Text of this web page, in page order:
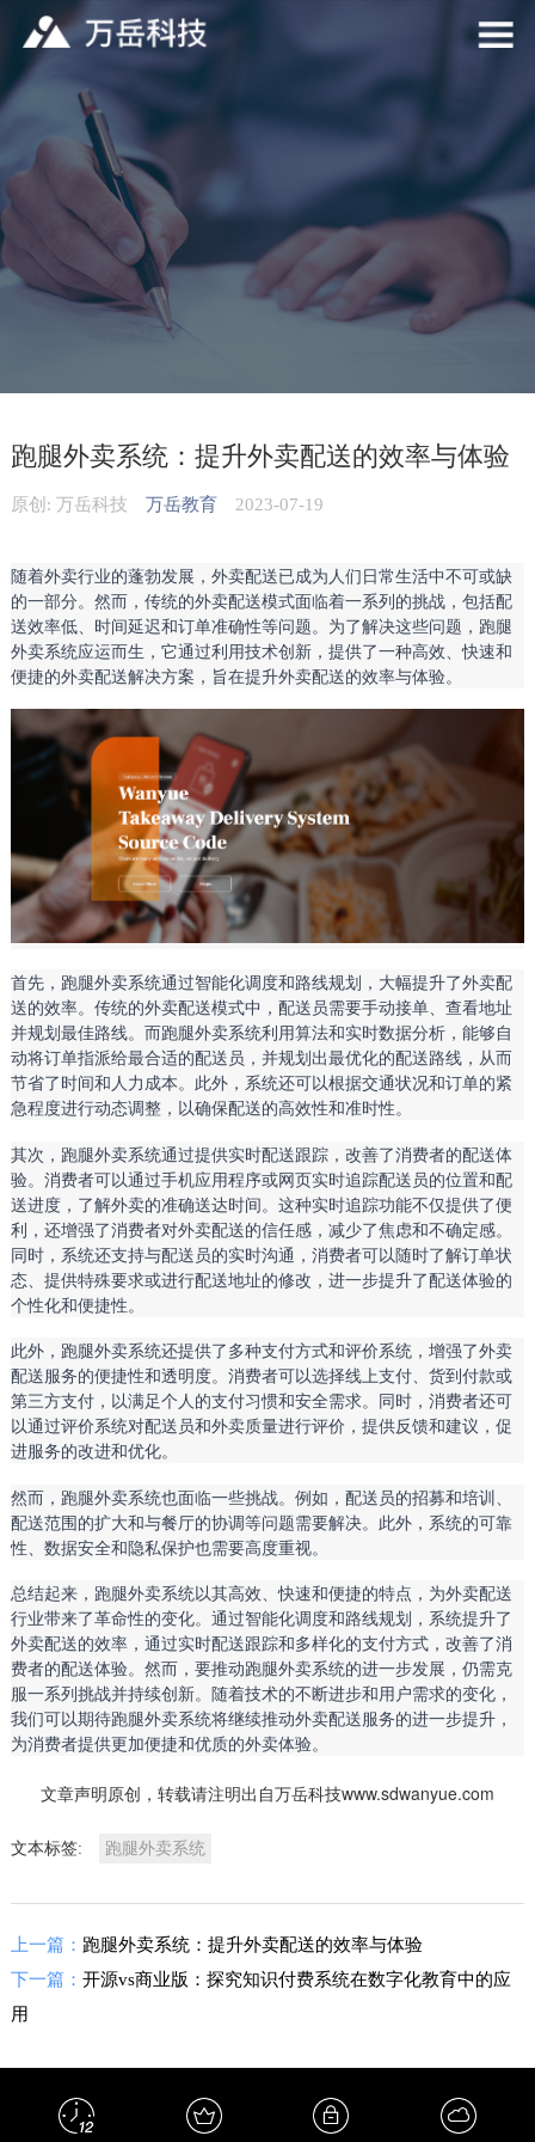
跑腿外卖系统：提升外卖配送的效率与体验
原创: 万岳科技 万岳教育2023-07-19
随着外卖行业的蓬勃发展，外卖配送已成为人们日常生活中不可或缺
的一部分。然而，传统的外卖配送模式面临着一系列的挑战，包括配
送效率低、时间延迟和订单准确性等问题。为了解决这些问题，跑腿
外卖系统应运而生，它通过利用技术创新，提供了一种高效、快速和
便捷的外卖配送解决方案，旨在提升外卖配送的效率与体验。
首先，跑腿外卖系统通过智能化调度和路线规划，大幅提升了外卖配
送的效率。传统的外卖配送模式中，配送员需要手动接单、查看地址
并规划最佳路线。而跑腿外卖系统利用算法和实时数据分析，能够自
动将订单指派给最合适的配送员，并规划出最优化的配送路线，从而
节省了时间和人力成本。此外，系统还可以根据交通状况和订单的紧
急程度进行动态调整，以确保配送的高效性和准时性。
其次，跑腿外卖系统通过提供实时配送跟踪，改善了消费者的配送体
验。消费者可以通过手机应用程序或网页实时追踪配送员的位置和配
送进度，了解外卖的准确送达时间。这种实时追踪功能不仅提供了便
利，还增强了消费者对外卖配送的信任感，减少了焦虑和不确定感。
同时，系统还支持与配送员的实时沟通，消费者可以随时了解订单状
态、提供特殊要求或进行配送地址的修改，进一步提升了配送体验的
个性化和便捷性。
此外，跑腿外卖系统还提供了多种支付方式和评价系统，增强了外卖
配送服务的便捷性和透明度。消费者可以选择线上支付、货到付款或
第三方支付，以满足个人的支付习惯和安全需求。同时，消费者还可
以通过评价系统对配送员和外卖质量进行评价，提供反馈和建议，促
进服务的改进和优化。
然而，跑腿外卖系统也面临一些挑战。例如，配送员的招募和培训、
配送范围的扩大和与餐厅的协调等问题需要解决。此外，系统的可靠
性、数据安全和隐私保护也需要高度重视。
总结起来，跑腿外卖系统以其高效、快速和便捷的特点，为外卖配送
行业带来了革命性的变化。通过智能化调度和路线规划，系统提升了
外卖配送的效率，通过实时配送跟踪和多样化的支付方式，改善了消
费者的配送体验。然而，要推动跑腿外卖系统的进一步发展，仍需克
服一系列挑战并持续创新。随着技术的不断进步和用户需求的变化，
我们可以期待跑腿外卖系统将继续推动外卖配送服务的进一步提升，
为消费者提供更加便捷和优质的外卖体验。
文章声明原创，转载请注明出自万岳科技www.sdwanyue.com
文本标签: 跑腿外卖系统
上一篇： 跑腿外卖系统：提升外卖配送的效率与体验
下一篇： 开源vs商业版：探究知识付费系统在数字化教育中的应
用